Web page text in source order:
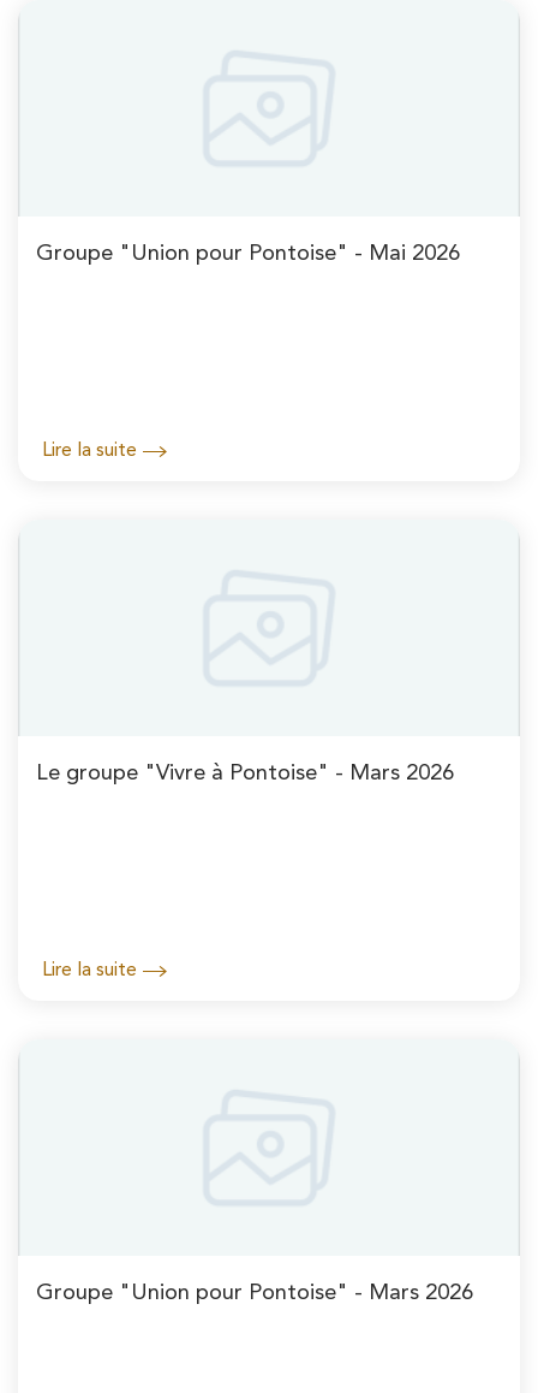
Groupe "Union pour Pontoise" - Mai 2026
Lire la suite
Le groupe "Vivre à Pontoise" - Mars 2026
Lire la suite
Groupe "Union pour Pontoise" - Mars 2026